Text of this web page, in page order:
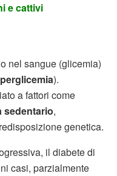
e cattivi
nel sangue (glicemia)
).
a fattori come
sedentario,
genetica.
il diabete di
casi, parzialmente